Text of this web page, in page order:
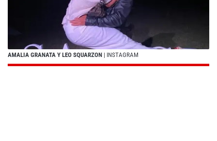
AMALIA GRANATA Y LEO SQUARZON | INSTAGRAM